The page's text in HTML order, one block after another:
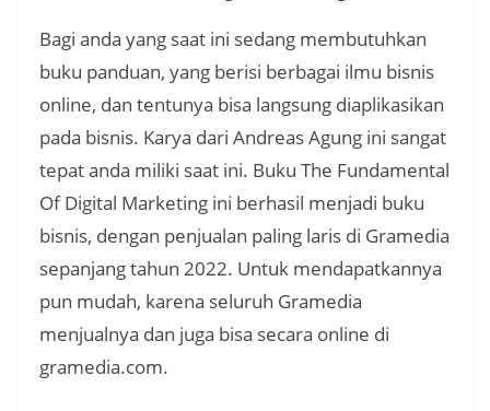
Bagi anda yang saat ini sedang membutuhkan
buku panduan, yang berisi berbagai ilmu bisnis
online, dan tentunya bisa langsung diaplikasikan
pada bisnis. Karya dari Andreas Agung ini sangat
tepat anda miliki saat ini. Buku The Fundamental
Of Digital Marketing ini berhasil menjadi buku
bisnis, dengan penjualan paling laris di Gramedia
sepanjang tahun 2022. Untuk mendapatkannya
pun mudah, karena seluruh Gramedia
menjualnya dan juga bisa secara online di
gramedia.com.